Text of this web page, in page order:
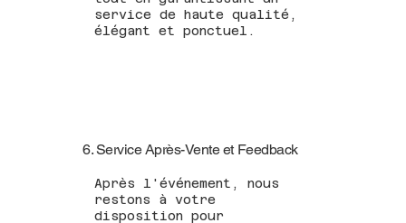
service de haute qualité,
élégant et ponctuel.
6. Service Après-Vente et Feedback
Après l'événement, nous
restons à votre
disposition pour